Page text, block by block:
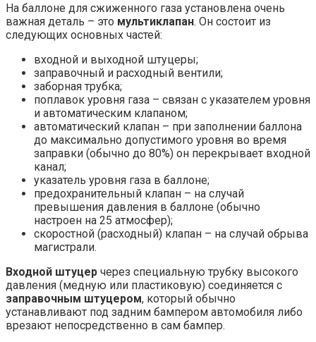
На баллоне для сжиженного газа установлена очень
важная деталь – это мультиклапан. Он состоит из
следующих основных частей:
входной и выходной штуцеры;
заправочный и расходный вентили;
заборная трубка;
поплавок уровня газа – связан с указателем уровня
и автоматическим клапаном;
автоматический клапан – при заполнении баллона
до максимально допустимого уровня во время
заправки (обычно до 80%) он перекрывает входной
канал;
указатель уровня газа в баллоне;
предохранительный клапан – на случай
превышения давления в баллоне (обычно
настроен на 25 атмосфер);
скоростной (расходный) клапан – на случай обрыва
магистрали.
Входной штуцер через специальную трубку высокого
давления (медную или пластиковую) соединяется с
заправочным штуцером, который обычно
устанавливают под задним бампером автомобиля либо
врезают непосредственно в сам бампер.